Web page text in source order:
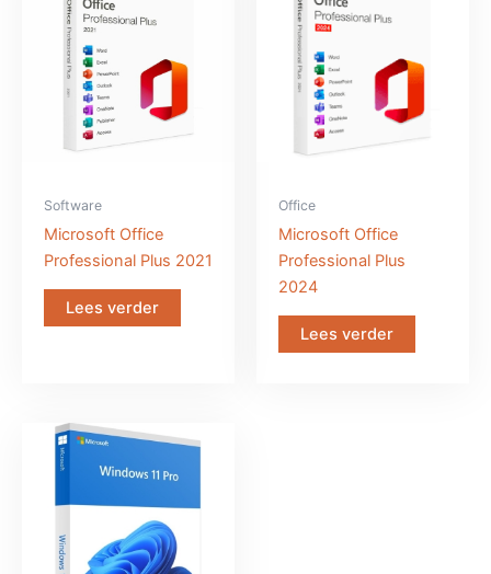
Software
Microsoft Office
Professional Plus 2021
Lees verder
Office
Microsoft Office
Professional Plus
2024
Lees verder